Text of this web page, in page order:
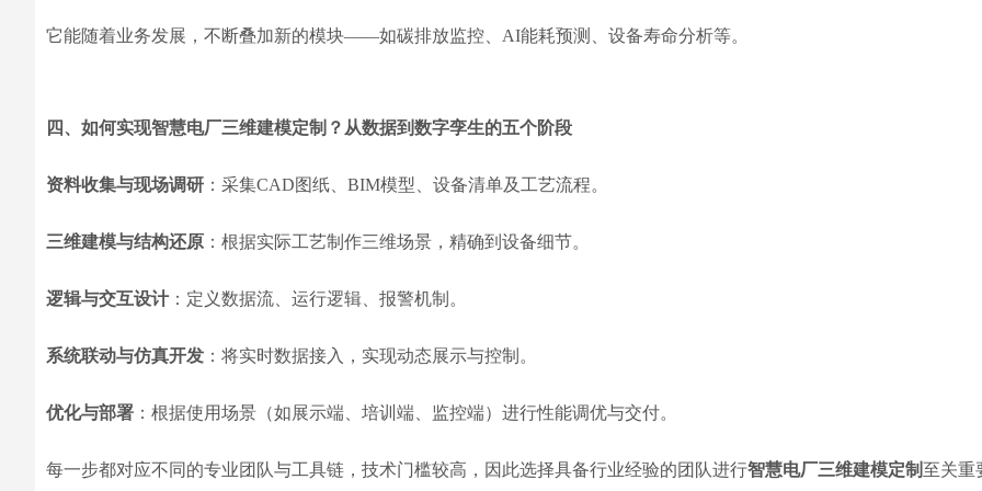
它能随着业务发展，不断叠加新的模块——如碳排放监控、AI能耗预测、设备寿命分析等。
四、如何实现智慧电厂三维建模定制？从数据到数字孪生的五个阶段
资料收集与现场调研 ：采集CAD图纸、BIM模型、设备清单及工艺流程。
三维建模与结构还原 ：根据实际工艺制作三维场景，精确到设备细节。
逻辑与交互设计：定义数据流、运行逻辑、报警机制。
系统联动与仿真开发 ：将实时数据接入，实现动态展示与控制。
优化与部署 ：根据使用场景（如展示端、培训端、监控端）进行性能调优与交付。
每一步都对应不同的专业团队与工具链，技术门槛较高，因此选择具备行业经验的团队进行智慧电厂三维建模定制至关重